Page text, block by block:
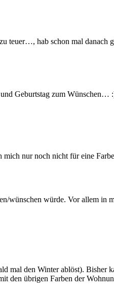
teuer…, hab schon mal danach
Geburtstag zum Wünschen…
nur noch nicht für eine
wünschen würde. Vor allem in
mal den Winter ablöst). Bisher
den übrigen Farben der